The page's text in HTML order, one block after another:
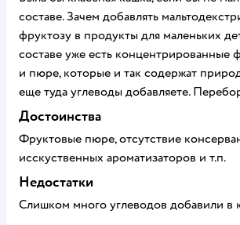
составе. Зачем добавлять
фруктозу в продукты для маленьких
составе уже есть концентрированные
и пюре, которые и так содержат
еще туда углеводы добавляете.
Достоинства
Фруктовые пюре, отсутствие
исскуственных ароматизаторов и т.п.
Недостатки
Слишком много углеводов добавили в